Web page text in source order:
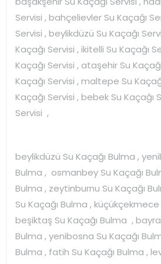
Servisi , bahçelievler Su Kaçağı
Servisi , beylikdüzü Su Kaçağı
Kaçağı Servisi , ikitelli Su Kaçağı
Kaçağı Servisi , ataşehir Su
Kaçağı Servisi , maltepe Su
Kaçağı Servisi , bebek Su Kaçağı
Servisi ,
beylikdüzü Su Kaçağı Bulma ,
Bulma , osmanbey Su Kaçağı
Bulma , zeytinburnu Su Kaçağı
Su Kaçağı Bulma ,
beşiktaş Su Kaçağı Bulma ,
Bulma , yenibosna Su Kaçağı
Bulma , fatih Su Kaçağı Bulma ,